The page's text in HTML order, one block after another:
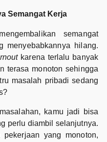
Semangat Kerja
semangat
menyebabkannya hilang.
karena terlalu banyak
terasa monoton sehingga
masalah pribadi sedang
kamu jadi bisa
perlu diambil selanjutnya.
yang monoton,